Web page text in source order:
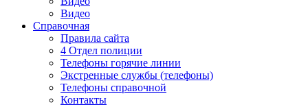
Видео
Справочная
Правила сайта
4 Отдел полиции
Телефоны горячие линии
Экстренные службы (телефоны)
Телефоны справочной
Контакты